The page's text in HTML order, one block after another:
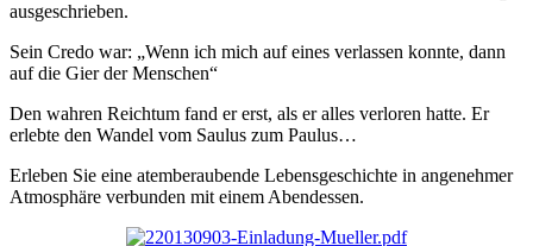
ausgeschrieben.
Sein Credo war: „Wenn ich mich auf eines verlassen konnte, dann
auf die Gier der Menschen“
Den wahren Reichtum fand er erst, als er alles verloren hatte. Er
erlebte den Wandel vom Saulus zum Paulus…
Erleben Sie eine atemberaubende Lebensgeschichte in angenehmer
Atmosphäre verbunden mit einem Abendessen.